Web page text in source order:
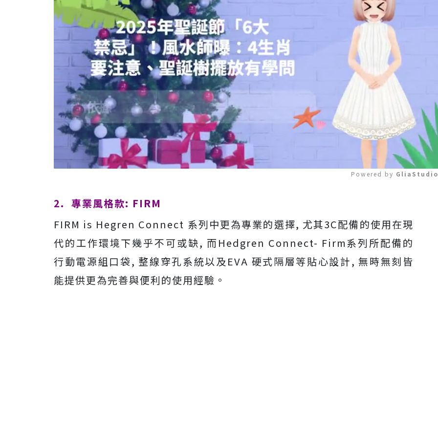
Powered by
2. 專業風格款: FIRM
FIRM is Hegren Connect 系列中更為專業的選擇, 尤其3C配備的使用在現
代的工作環境下幾乎不可或缺, 而Hedgren Connect- Firm系列所配備的
行動電源組口袋, 整線穿孔系統以及EVA 硬式隔層等貼心設計, 無時無刻皆
能提供更為完善與便利的使用經驗。